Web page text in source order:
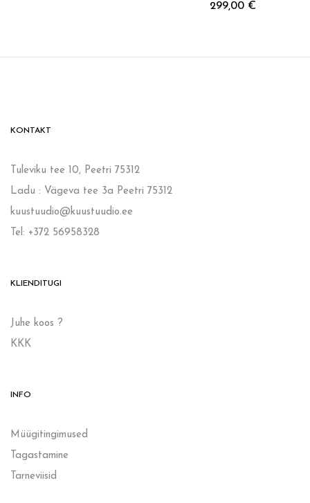
299,00 €
KONTAKT
Tuleviku tee 10, Peetri 75312
Ladu : Vägeva tee 3a Peetri 75312
kuustuudio@kuustuudio.ee
Tel: +372 56958328
KLIENDITUGI
Juhe koos ?
KKK
INFO
Müügitingimused
Tagastamine
Tarneviisid